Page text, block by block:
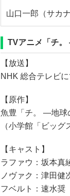
山口一郎（サカ
TVアニメ「チ
【放送】
NHK 総合テレビ
【原作】
魚豊「チ。 ―地球
（小学館「ビッグ
【キャスト】
ラファウ：坂本真
ノヴァク：津田健
フベルト：速水奨